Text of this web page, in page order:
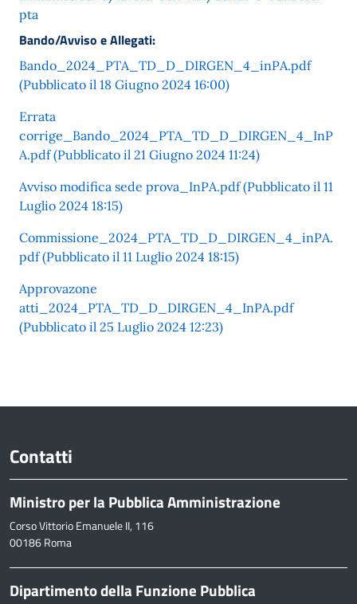
pta
Bando/Avviso e Allegati:
Bando_2024_PTA_TD_D_DIRGEN_4_inPA.pdf
(Pubblicato il 18 Giugno 2024 16:00)
Errata
corrige_Bando_2024_PTA_TD_D_DIRGEN_4_InP
A.pdf (Pubblicato il 21 Giugno 2024 11:24)
Avviso modifica sede prova_InPA.pdf (Pubblicato il 11
Luglio 2024 18:15)
Commissione_2024_PTA_TD_D_DIRGEN_4_inPA.
pdf (Pubblicato il 11 Luglio 2024 18:15)
Approvazone
atti_2024_PTA_TD_D_DIRGEN_4_InPA.pdf
(Pubblicato il 25 Luglio 2024 12:23)
Contatti
Ministro per la Pubblica Amministrazione
Corso Vittorio Emanuele II, 116
00186 Roma
Dipartimento della Funzione Pubblica